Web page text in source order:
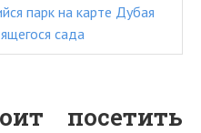
парк на карте Дубая
сада
посетить